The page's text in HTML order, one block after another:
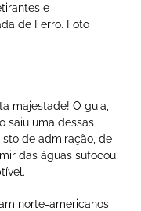
e
de Ferro. Foto
majestade! O guia,
saiu uma dessas
de admiração, de
das águas sufocou
norte-americanos;